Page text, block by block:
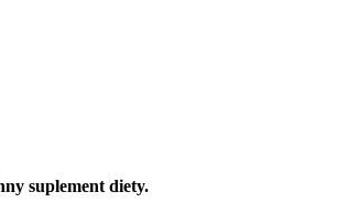
suplement diety.